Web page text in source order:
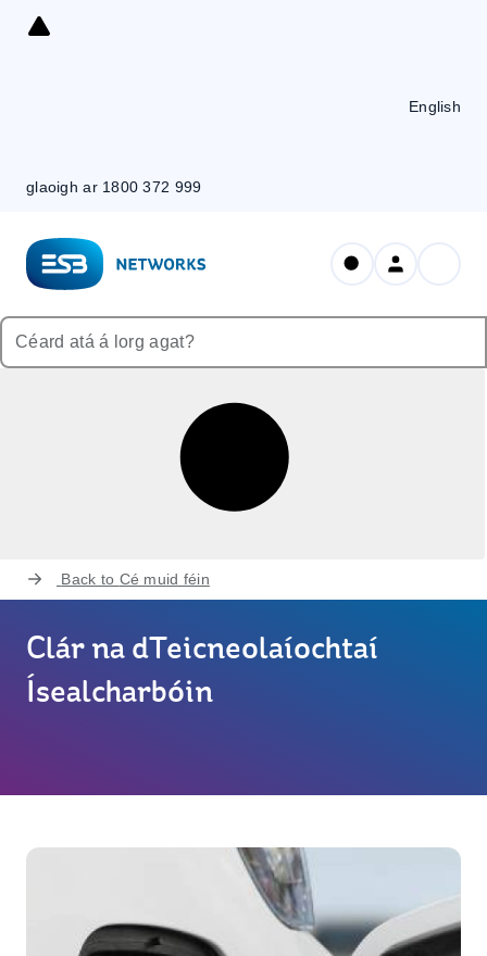
Skip
glaoigh ar 1800 372 999
English
Back to Cé muid féin
Clár na dTeicneolaíochtaí
Ísealcharbóin